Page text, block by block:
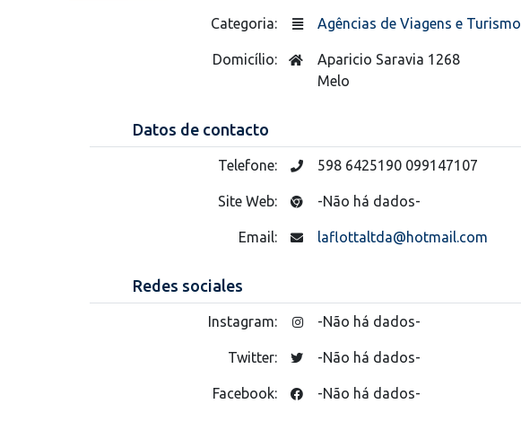
Categoria: Agências de Viagens e Turismo
Domicílio:
Aparicio Saravia 1268
Melo
Datos de contacto
Telefone: 598 6425190 099147107
Site Web: -Não há dados-
Email: laflottaltda@hotmail.com
Redes sociales
Instagram: -Não há dados-
Twitter: -Não há dados-
Facebook: -Não há dados-